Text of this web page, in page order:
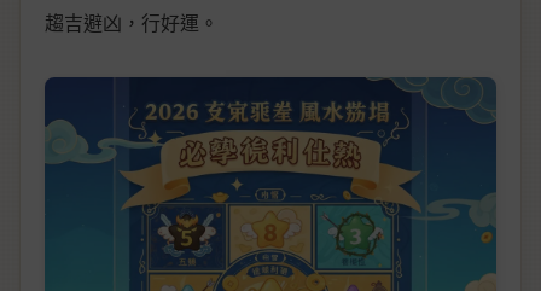
趨吉避凶，行好運。